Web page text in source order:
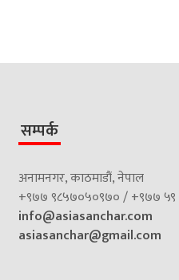
सम्पर्क
अनामनगर, काठमाडौं, नेपाल
+९७७ ९८५७०५०९७० / +९७७ ५९
info@asiasanchar.com
asiasanchar@gmail.com